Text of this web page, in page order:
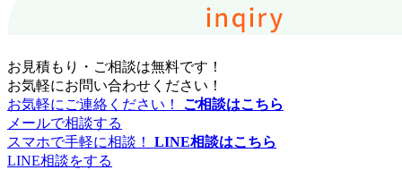
お見積もり・ご相談は無料です！
お気軽にお問い合わせください！
お気軽にご連絡ください！ ご相談はこちら
メールで相談する
スマホで手軽に相談！ LINE相談はこちら
LINE相談をする